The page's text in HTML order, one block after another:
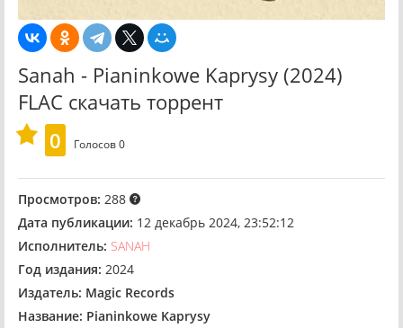
Sanah - Pianinkowe Kaprysy (2024)
FLAC скачать торрент
0
Голосов0
Просмотров: 288
Дата публикации: 12 декабрь 2024, 23:52:12
Исполнитель: SANAH
Год издания: 2024
Издатель: Magic Records
Название: Pianinkowe Kaprysy